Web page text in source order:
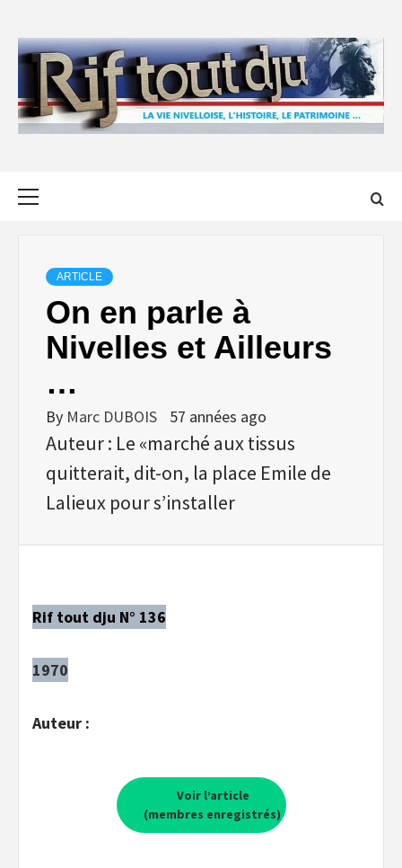
content
ARTICLE
On en parle à
Nivelles et Ailleurs
…
By Marc DUBOIS 57 années ago
Auteur : Le «marché aux tissus
quitterait, dit-on, la place Emile de
Lalieux pour s’installer
Rif tout dju N° 136
1970
Auteur :
Voir l’article
(membres enregistrés)